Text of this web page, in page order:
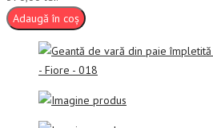
Adaugă în coș